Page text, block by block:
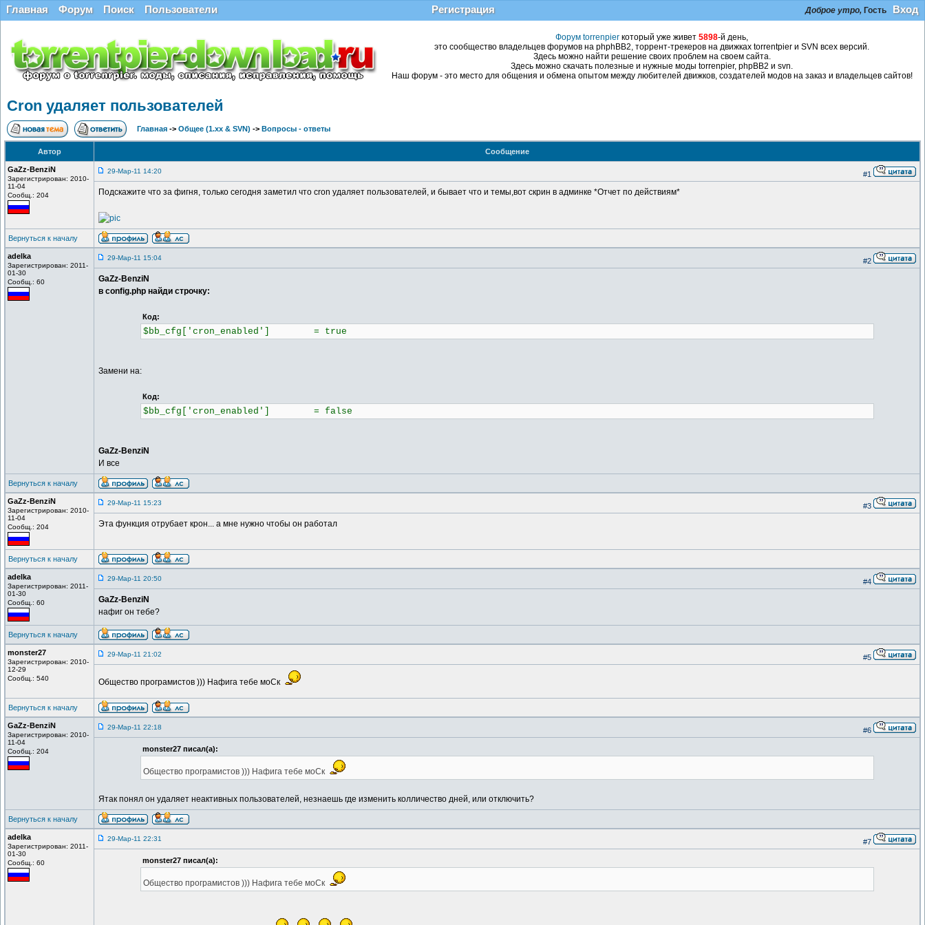
Главная Форум Поиск Пользователи Регистрация Доброе утро, Гость Вход
Форум torrenpier который уже живет 5898-й день,
это сообщество владельцев форумов на phphBB2, торрент-трекеров на движках torrentpier и SVN всех версий.
Здесь можно найти решение своих проблем на своем сайта.
Здесь можно скачать полезные и нужные моды torrenpier, phpBB2 и svn.
Наш форум - это место для общения и обмена опытом между любителей движков, создателей модов на заказ и владельцев сайтов!
Cron удаляет пользователей
Главная -> Общее (1.хх & SVN) -> Вопросы - ответы
Автор Сообщение
GaZz-BenziN
Зарегистрирован: 2010-
11-04
Сообщ.: 204
29-Мар-11 14:20 #1
Подскажите что за фигня, только сегодня заметил что cron удаляет пользователей, и бывает что и темы,вот скрин в админке *Отчет по действиям*
Вернуться к началу
adelka
Зарегистрирован: 2011-
01-30
Сообщ.: 60
29-Мар-11 15:04 #2
GaZz-BenziN
в config.php найди строчку:
Код:
$bb_cfg['cron_enabled'] = true
Замени на:
Код:
$bb_cfg['cron_enabled'] = false
GaZz-BenziN
И все
Вернуться к началу
GaZz-BenziN
Зарегистрирован: 2010-
11-04
Сообщ.: 204
29-Мар-11 15:23 #3
Эта функция отрубает крон... а мне нужно чтобы он работал
Вернуться к началу
adelka
Зарегистрирован: 2011-
01-30
Сообщ.: 60
29-Мар-11 20:50 #4
GaZz-BenziN
нафиг он тебе?
Вернуться к началу
monster27
Зарегистрирован: 2010-
12-29
Сообщ.: 540
29-Мар-11 21:02 #5
Общество програмистов ))) Нафига тебе моСк
Вернуться к началу
GaZz-BenziN
Зарегистрирован: 2010-
11-04
Сообщ.: 204
29-Мар-11 22:18 #6
monster27 писал(а):
Общество програмистов ))) Нафига тебе моСк
Ятак понял он удаляет неактивных пользователей, незнаешь где изменить колличество дней, или отключить?
Вернуться к началу
adelka
Зарегистрирован: 2011-
01-30
Сообщ.: 60
29-Мар-11 22:31 #7
monster27 писал(а):
Общество програмистов ))) Нафига тебе моСк